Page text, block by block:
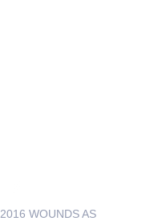
WOUNDS AS